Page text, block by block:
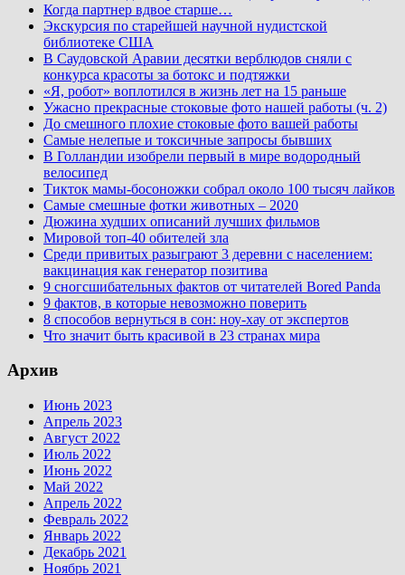
Когда партнер вдвое старше…
Экскурсия по старейшей научной нудистской
библиотеке США
В Саудовской Аравии десятки верблюдов сняли с
конкурса красоты за ботокс и подтяжки
«Я, робот» воплотился в жизнь лет на 15 раньше
Ужасно прекрасные стоковые фото нашей работы (ч. 2)
До смешного плохие стоковые фото вашей работы
Самые нелепые и токсичные запросы бывших
В Голландии изобрели первый в мире водородный
велосипед
Тикток мамы-босоножки собрал около 100 тысяч лайков
Самые смешные фотки животных – 2020
Дюжина худших описаний лучших фильмов
Мировой топ-40 обителей зла
Среди привитых разыграют 3 деревни с населением:
вакцинация как генератор позитива
9 сногсшибательных фактов от читателей Bored Panda
9 фактов, в которые невозможно поверить
8 способов вернуться в сон: ноу-хау от экспертов
Что значит быть красивой в 23 странах мира
Архив
Июнь 2023
Апрель 2023
Август 2022
Июль 2022
Июнь 2022
Май 2022
Апрель 2022
Февраль 2022
Январь 2022
Декабрь 2021
Ноябрь 2021